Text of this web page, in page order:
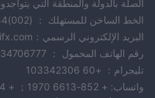
الصلة بالدولة والمنطقة التي
الخط الساخن للمستهلك ： (002)01099845754
البريد الإلكتروني الرسمي：support@wikifx.com
رقم الهاتف المحمول ： 234706777 7762 ； 61 449895363
تليجرام： +60 103342306
واتساب: + 852-6613 1970； + 44-7517747077